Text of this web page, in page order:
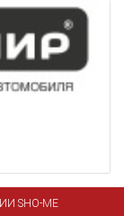
SHO-ME